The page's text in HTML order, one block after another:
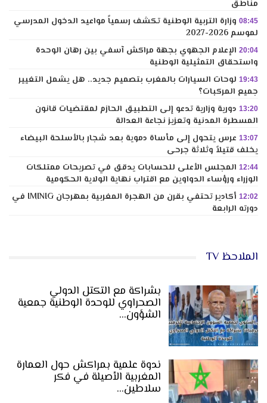
مناطق
08:45 وزارة التربية الوطنية تكشف رسمياً مواعيد الدخول المدرسي
لموسم 2026-2027
20:04 الإعلام الجهوي بجهة مراكش آسفي بين رهان الوحدة
واستحقاق التمثيلية الوطنية
19:43 لوحات السيارات بالمغرب بتصميم جديد.. هل يشمل التغيير
جميع المركبات؟
13:20 دورية وزارية تدعو إلى التطبيق الحازم لمقتضيات قانون
المسطرة المدنية وتعزيز نجاعة العدالة
13:07 عرس يتحول إلى مأساة دموية بعد شجار بالأسلحة البيضاء
يخلف قتيلاً وثلاثة جرحى
12:44 المجلس الأعلى للحسابات يدقق في تصريحات ممتلكات
الوزراء ورؤساء الدواوين مع اقتراب نهاية الولاية الحكومية
12:02
أكادير تحتفي بقرن من الهجرة المغربية بمهرجان IMINIG في
دورته الرابعة
الملاحظ TV
بشراكة مع التكتل الدولي
الصحراوي للوحدة الوطنية جمعية
الشؤون…
ندوة علمية بمراكش حول العمارة
المغربية الأصيلة في فكر
سلاطين…